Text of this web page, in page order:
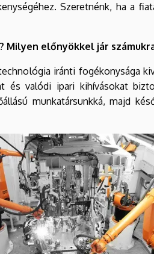
Szeretnénk, ha a
előnyökkel jár
iránti fogékonysága
és valódi ipari kihívásokat
munkatársunkká, majd